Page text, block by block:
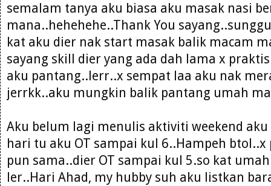
semalam tanya aku biasa aku masak nasi
mana..hehehehe..Thank You
kat aku dier nak start masak balik macam
sayang skill dier yang ada dah lama x
aku pantang..lerr..x sempat laa aku nak
jerrkk..aku mungkin balik pantang umah
Aku belum lagi menulis aktiviti weekend
hari tu aku OT sampai kul 6..Hampeh
pun sama..dier OT sampai kul 5.so kat
ler..Hari Ahad, my hubby suh aku listkan